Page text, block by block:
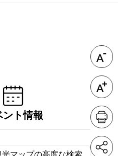
ント情報
光マップの高度な検索